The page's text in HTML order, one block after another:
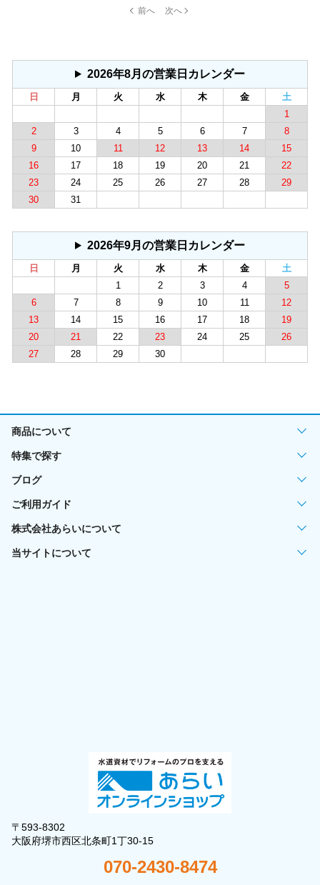
2026年8月の営業日カレンダー
日 月 火 水 木 金
土
1
2
3 4 5 6 7
8
9
10 11 12 13 14
15
16
17 18 19 20 21
22
23
24 25 26 27 28
29
30
31
2026年9月の営業日カレンダー
日 月 火 水 木 金
土
1
2 3 4
5
6
7 8 9 10 11
12
13
14 15 16 17 18
19
20
21 22 23 24 25
26
27
28 29 30
商品について
特集で探す
ブログ
ご利用ガイド
株式会社あらいについて
当サイトについて
〒593-8302
大阪府堺市西区北条町1丁30-15
070-2430-8474